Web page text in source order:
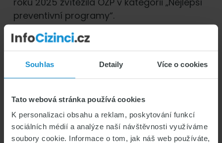
Souhlas Detaily Více o cookies
Tato webová stránka používá cookies
K personalizaci obsahu a reklam, poskytování funkcí
sociálních médií a analýze naší návštěvnosti využíváme
soubory cookie. Informace o tom, jak náš web používáte,
preventivní programy“.
AboutMarek Čihák